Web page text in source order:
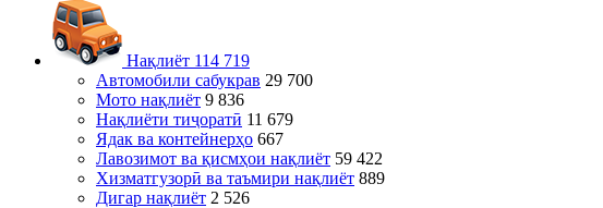
Нақлиёт 114 719
Автомобили сабукрав 29 700
Мото нақлиёт 9 836
Нақлиёти тиҷоратӣ 11 679
Ядак ва контейнерҳо 667
Лавозимот ва қисмҳои нақлиёт 59 422
Хизматгузорӣ ва таъмири нақлиёт 889
Дигар нақлиёт 2 526